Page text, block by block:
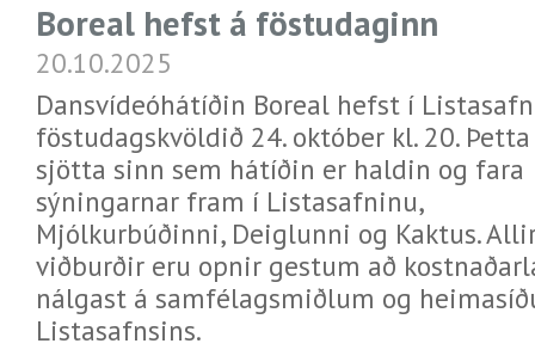
Boreal hefst á föstudaginn
20.10.2025
Dansvídeóhátíðin Boreal hefst í
föstudagskvöldið 24. október kl. 20.
sjötta sinn sem hátíðin er haldin og fara
sýningarnar fram í Listasafninu,
Mjólkurbúðinni, Deiglunni og Kaktus.
viðburðir eru opnir gestum að
nálgast á samfélagsmiðlum og
Listasafnsins.